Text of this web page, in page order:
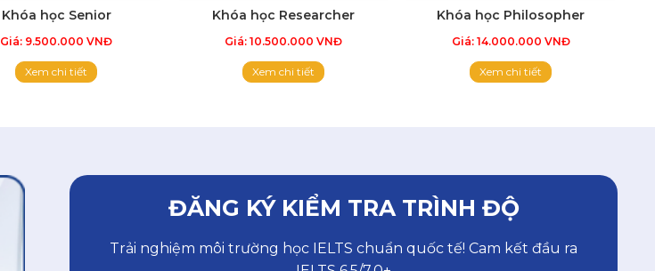
Khóa học Senior
Giá: 9.500.000 VNĐ
Xem chi tiết
Khóa học Researcher
Giá: 10.500.000 VNĐ
Xem chi tiết
Khóa học Philosopher
Giá: 14.000.000 VNĐ
Xem chi tiết
ĐĂNG KÝ KIỂM TRA TRÌNH ĐỘ
Trải nghiệm môi trường học IELTS chuẩn quốc tế! Cam kết đầu ra